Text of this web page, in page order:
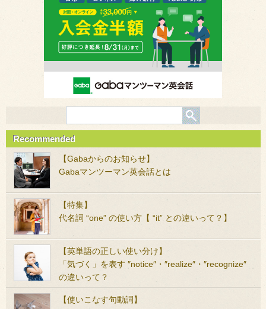
Recommended
【Gabaからのお知らせ】
Gabaマンツーマン英会話とは
【特集】
代名詞 “one” の使い方【 “it” との違いって？】
【英単語の正しい使い分け】
「気づく」を表す ″notice″・″realize″・″recognize″
の違いって？
【使いこなす句動詞】